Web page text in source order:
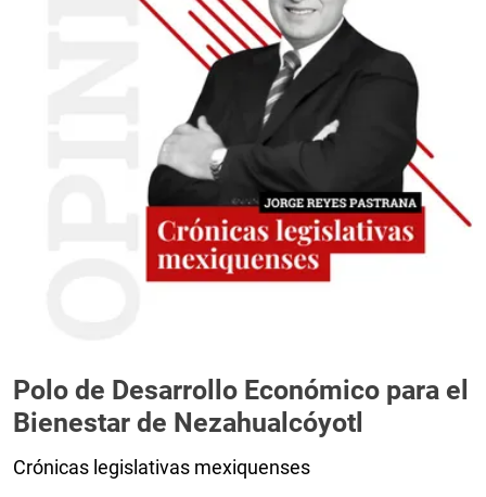
Polo de Desarrollo Económico para el
Bienestar de Nezahualcóyotl
Crónicas legislativas mexiquenses